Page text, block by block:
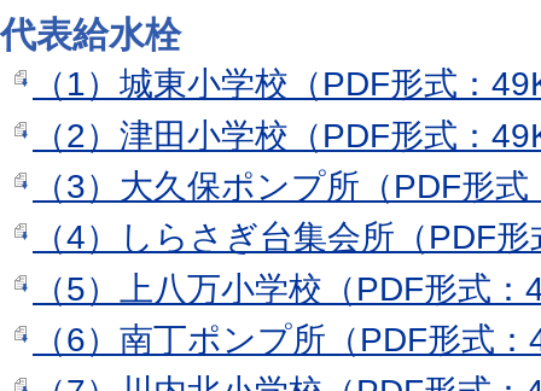
代表給水栓
（1）城東小学校（PDF形式：
（2）津田小学校（PDF形式：
（3）大久保ポンプ所（PDF形
（4）しらさぎ台集会所（PDF
（5）上八万小学校（PDF形式：
（6）南丁ポンプ所（PDF形式